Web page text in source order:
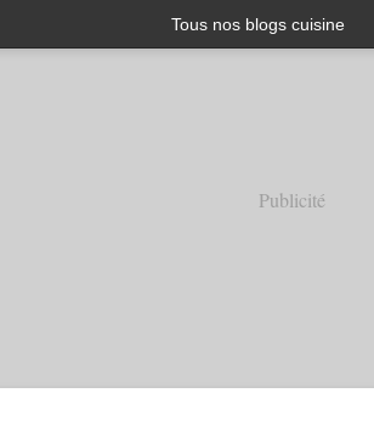
Tous nos blogs cuisine
Publicité